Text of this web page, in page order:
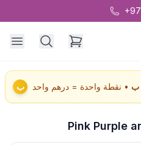
ب • نقطة واحدة = درهم واحد ب
Pink Purple